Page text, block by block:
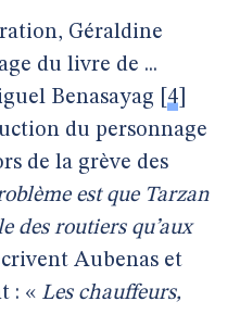
Géraldine
du livre de ...
Benasayag
4
du personnage
de la grève des
est que Tarzan
des routiers qu’aux
Aubenas et
: « Les chauffeurs,